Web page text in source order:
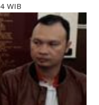
WIB